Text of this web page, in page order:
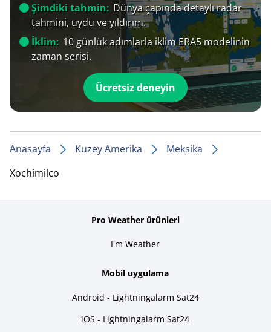
Şimdiki tahmin: Dünya çapında detaylı radar
tahmini, uydu ve yıldırım.
İklim: 10 günlük adımlarla iklim ERA5 modelinin
zaman serisi.
Ücretsiz deneyin
Anasayfa Kuzey Amerika
Meksika
Xochimilco
Pro Weather ürünleri
I'm Weather
Mobil uygulama
Android - Lightningalarm Sat24
iOS - Lightningalarm Sat24